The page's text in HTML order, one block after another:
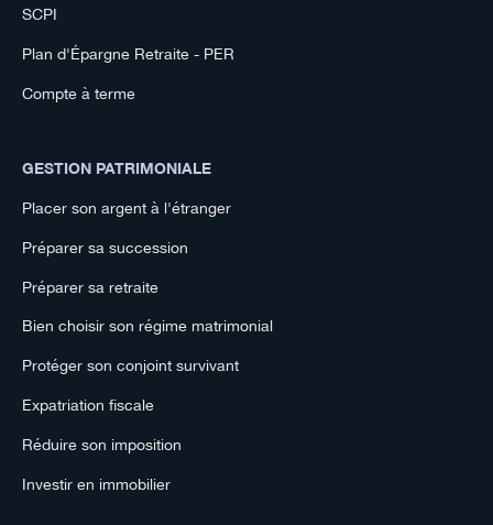
SCPI
Plan d'Épargne Retraite - PER
Compte à terme
GESTION PATRIMONIALE
Placer son argent à l'étranger
Préparer sa succession
Préparer sa retraite
Bien choisir son régime matrimonial
Protéger son conjoint survivant
Expatriation fiscale
Réduire son imposition
Investir en immobilier